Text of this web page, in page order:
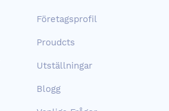
Företagsprofil
Proudcts
Utställningar
Blogg